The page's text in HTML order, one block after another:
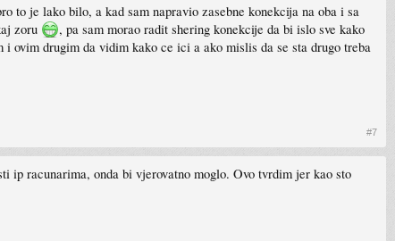
to je lako bilo, a kad sam napravio zasebne konekcija na oba i sa
zoru
, pa sam morao radit shering konekcije da bi islo sve kako
ovim drugim da vidim kako ce ici a ako mislis da se sta drugo treba
#7
ip racunarima, onda bi vjerovatno moglo. Ovo tvrdim jer kao sto